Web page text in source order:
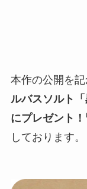
本作の公開を記
ルバスソルト
にプレゼント！
しております。